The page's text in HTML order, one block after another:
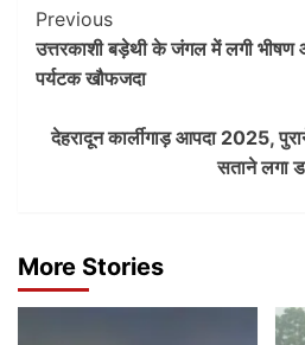
Post
Navigation
Previous
उत्तरकाशी बड़ेथी के जंगल में लगी
पर्यटक खौफजदा
देहरादून कार्लीगाड़ आपदा 2025,
सताने लगा
More Stories